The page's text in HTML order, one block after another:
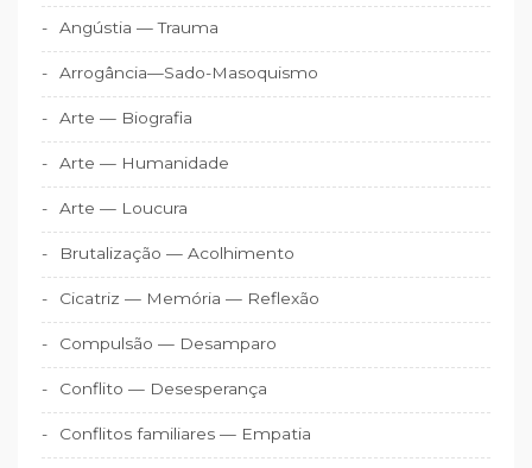
Angústia — Trauma
Arrogância—Sado-Masoquismo
Arte — Biografia
Arte — Humanidade
Arte — Loucura
Brutalização — Acolhimento
Cicatriz — Memória — Reflexão
Compulsão — Desamparo
Conflito — Desesperança
Conflitos familiares — Empatia